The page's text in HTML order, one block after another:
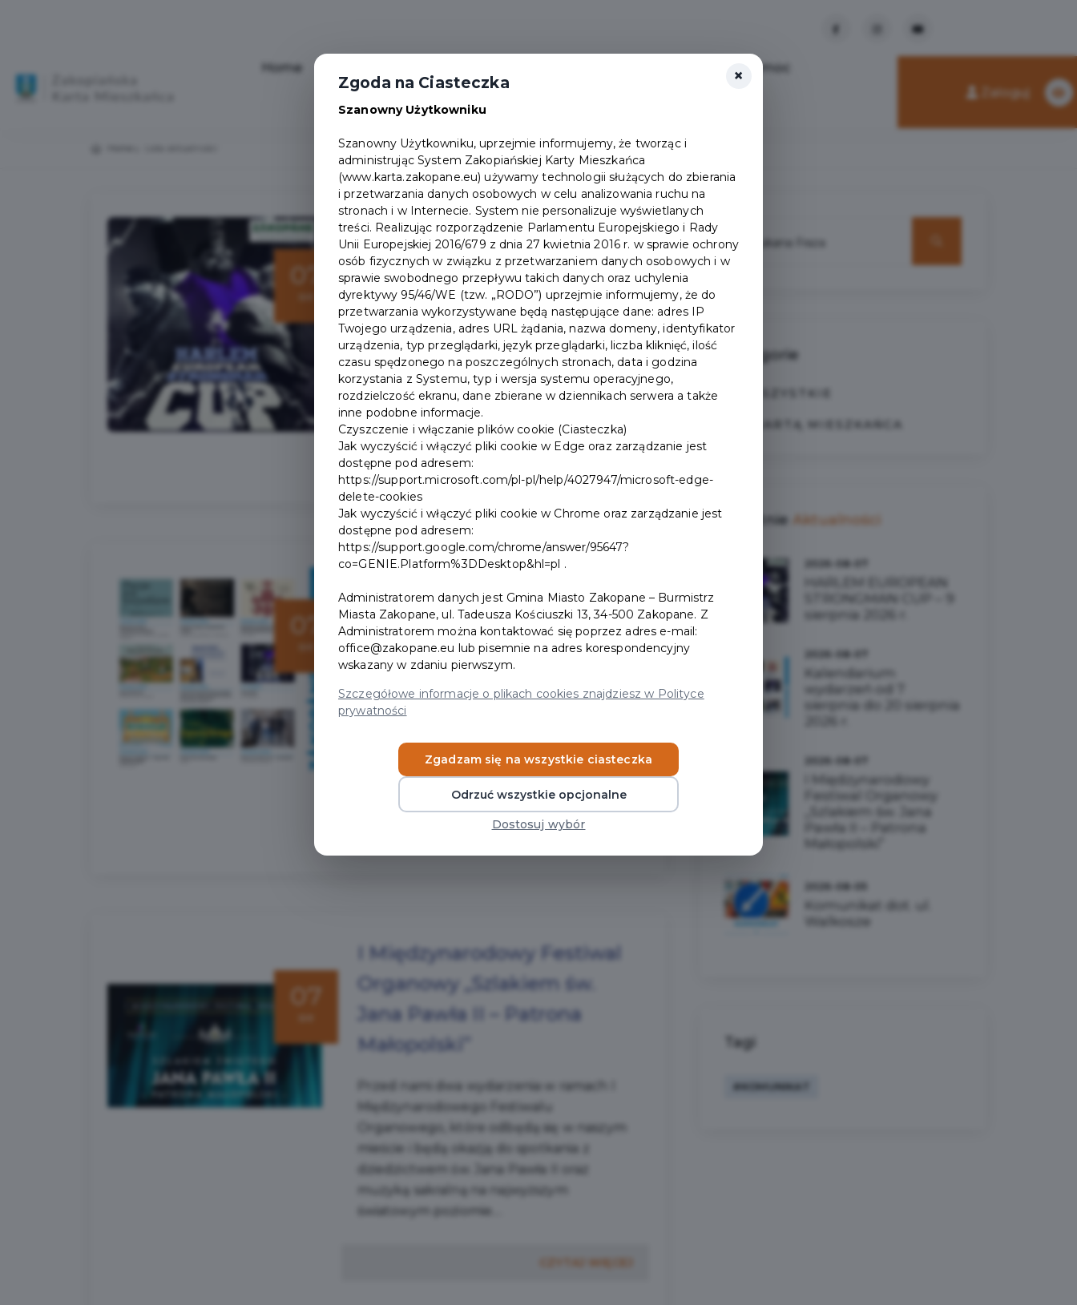
Home Pomoc
Punkty obsługi
Zaloguj
HARLEM EUROPEAN
STRONGMAN CUP – 9
sierpnia 2026 r.
Już w najbliższy weekend Zakopane
stanie się areną jednego z najbardziej
widowiskowych wydarzeń sportowych
tego lata....
CZYTAJ WIĘCEJ
sierpnia do 20 sierpnia 2026
r.
ciekawie spędzić sierpień w Zakopanem,
Sprawdźcie najnowsze kalendarium
wydarzeń....
CZYTAJ WIĘCEJ
07
I Międzynarodowy Festiwal
Organowy „Szlakiem św.
Jana Pawła II – Patrona
Małopolski”
Przed nami dwa wydarzenia w ramach I
Międzynarodowego Festiwalu
Organowego, które odbędą się w naszym
mieście i będą okazją do spotkania z
dziedzictwem św. Jana Pawła II oraz
muzyką sakralną na najwyższym
światowym poziomie....
CZYTAJ WIĘCEJ
Kategorie
WSZYSTKIE
Z KARTĄ MIESZKAŃCA
Ostatnie Aktualności
STRONGMAN CUP – 9
sierpnia 2026 r.
Kalendarium
wydarzeń od 7
sierpnia do 20 sierpnia
I Międzynarodowy
Festiwal Organowy
„Szlakiem św. Jana
Pawła II – Patrona
Małopolski”
2026-08-05
Komunikat dot. ul.
Walkosze
Tagi
#KOMUNIKAT
×
Zgoda na Ciasteczka
Szanowny Użytkowniku
Szanowny Użytkowniku, uprzejmie informujemy, że tworząc i
administrując System Zakopiańskiej Karty Mieszkańca
(www.karta.zakopane.eu) używamy technologii służących do zbierania
i przetwarzania danych osobowych w celu analizowania ruchu na
stronach i w Internecie. System nie personalizuje wyświetlanych
treści. Realizując rozporządzenie Parlamentu Europejskiego i Rady
Unii Europejskiej 2016/679 z dnia 27 kwietnia 2016 r. w sprawie ochrony
osób fizycznych w związku z przetwarzaniem danych osobowych i w
sprawie swobodnego przepływu takich danych oraz uchylenia
dyrektywy 95/46/WE (tzw. „RODO”) uprzejmie informujemy, że do
przetwarzania wykorzystywane będą następujące dane: adres IP
Twojego urządzenia, adres URL żądania, nazwa domeny, identyfikator
urządzenia, typ przeglądarki, język przeglądarki, liczba kliknięć, ilość
czasu spędzonego na poszczególnych stronach, data i godzina
korzystania z Systemu, typ i wersja systemu operacyjnego,
rozdzielczość ekranu, dane zbierane w dziennikach serwera a także
inne podobne informacje.
Czyszczenie i włączanie plików cookie (Ciasteczka)
Jak wyczyścić i włączyć pliki cookie w Edge oraz zarządzanie jest
dostępne pod adresem:
https://support.microsoft.com/pl-pl/help/4027947/microsoft-edge-
delete-cookies
Jak wyczyścić i włączyć pliki cookie w Chrome oraz zarządzanie jest
dostępne pod adresem:
https://support.google.com/chrome/answer/95647?
co=GENIE.Platform%3DDesktop&hl=pl .
Administratorem danych jest Gmina Miasto Zakopane – Burmistrz
Miasta Zakopane, ul. Tadeusza Kościuszki 13, 34-500 Zakopane. Z
Administratorem można kontaktować się poprzez adres e-mail:
office@zakopane.eu lub pisemnie na adres korespondencyjny
wskazany w zdaniu pierwszym.
Szczegółowe informacje o plikach cookies znajdziesz w Polityce
prywatności
Zgadzam się na wszystkie ciasteczka
Odrzuć wszystkie opcjonalne
Dostosuj wybór